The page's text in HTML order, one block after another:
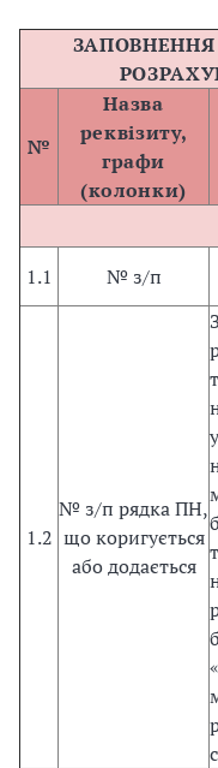
ЗАПОВНЕННЯ
№
Назва
реквізиту,
графи
(колонки)
1.1 № з/п
1.2
№ з/п рядка ПН,
що коригується
або додається